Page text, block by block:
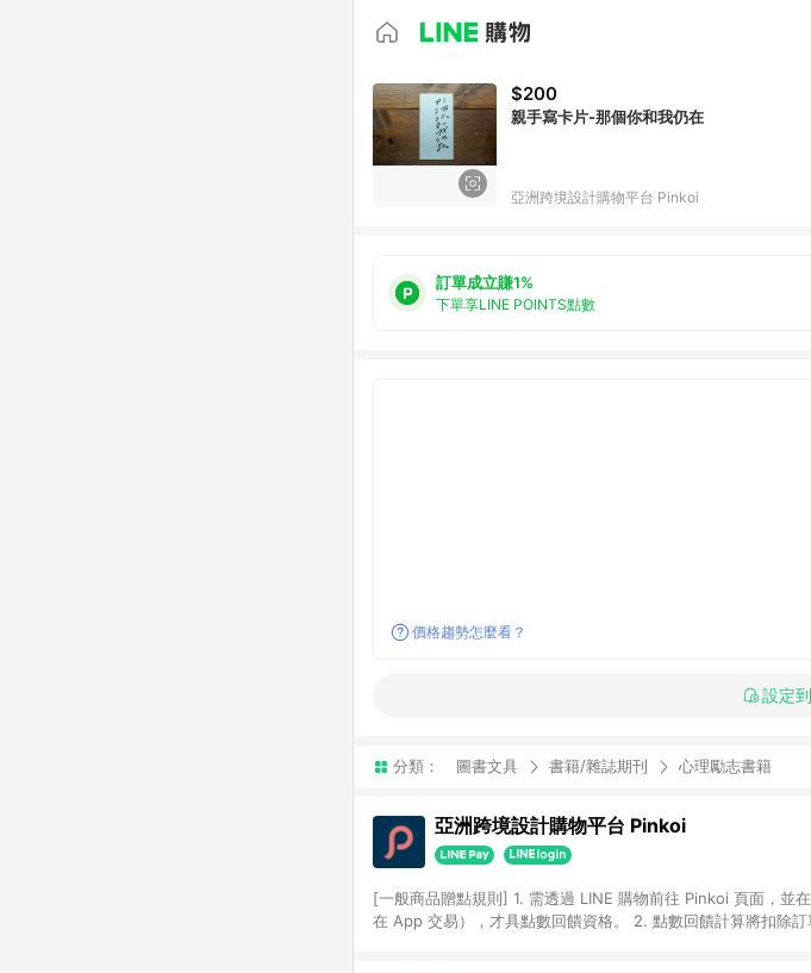
$200
親手寫卡片-那個你和我仍在
亞洲跨境設計購物平台 Pinkoi
訂單成立賺1%
下單享LINE POINTS點數
價格趨勢怎麼看？
設定
分類： 圖書文具 書籍/雜誌期刊 心理勵志書籍
亞洲跨境設計購物平台 Pinkoi
[一般商品贈點規則] 1. 需透過 LINE 購物前往 Pinkoi 頁面，並
在 App 交易），才具點數回饋資格。 2. 點數回饋計算將扣除